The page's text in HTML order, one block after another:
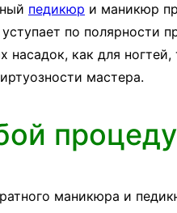
педикюр и маникюр
по
как для
мастера.
маникюра и